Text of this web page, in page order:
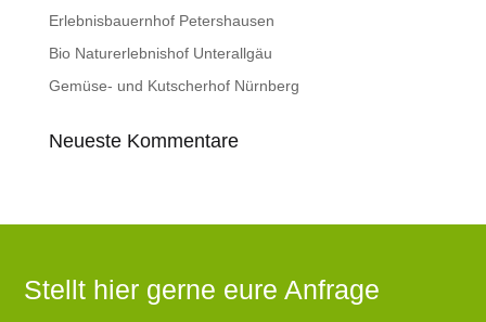
Erlebnisbauernhof Petershausen
Bio Naturerlebnishof Unterallgäu
Gemüse- und Kutscherhof Nürnberg
Neueste Kommentare
Stellt hier gerne eure Anfrage